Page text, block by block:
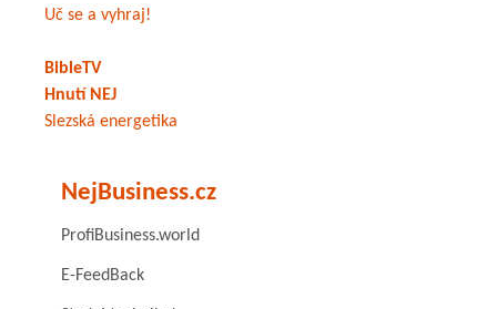
Uč se a vyhraj!
BibleTV
Hnutí NEJ
Slezská energetika
NejBusiness.cz
ProfiBusiness.world
E-FeedBack